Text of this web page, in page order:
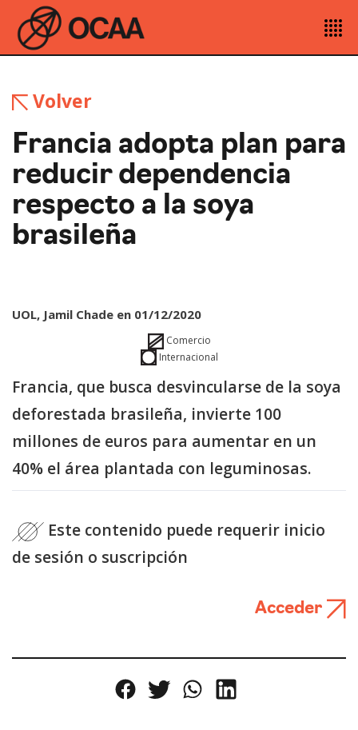
Volver
Francia adopta plan para
reducir dependencia
respecto a la soya
brasileña
UOL, Jamil Chade en 01/12/2020
Comercio
Internacional
Francia, que busca desvincularse de la soya
deforestada brasileña, invierte 100
millones de euros para aumentar en un
40% el área plantada con leguminosas.
Este contenido puede requerir inicio
de sesión o suscripción
Acceder